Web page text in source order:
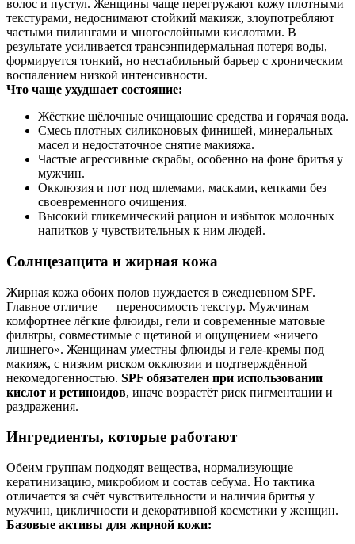
волос и пустул. Женщины чаще перегружают кожу плотными
текстурами, недоснимают стойкий макияж, злоупотребляют
частыми пилингами и многослойными кислотами. В
результате усиливается трансэнпидермальная потеря воды,
формируется тонкий, но нестабильный барьер с хроническим
воспалением низкой интенсивности.
Что чаще ухудшает состояние:
Жёсткие щёлочные очищающие средства и горячая вода.
Смесь плотных силиконовых финишей, минеральных
масел и недостаточное снятие макияжа.
Частые агрессивные скрабы, особенно на фоне бритья у
мужчин.
Окклюзия и пот под шлемами, масками, кепками без
своевременного очищения.
Высокий гликемический рацион и избыток молочных
напитков у чувствительных к ним людей.
Солнцезащита и жирная кожа
Жирная кожа обоих полов нуждается в ежедневном SPF.
Главное отличие — переносимость текстур. Мужчинам
комфортнее лёгкие флюиды, гели и современные матовые
фильтры, совместимые с щетиной и ощущением «ничего
лишнего». Женщинам уместны флюиды и геле‑кремы под
макияж, с низким риском окклюзии и подтверждённой
некомедогенностью. SPF обязателен при использовании
кислот и ретиноидов, иначе возрастёт риск пигментации и
раздражения.
Ингредиенты, которые работают
Обеим группам подходят вещества, нормализующие
кератинизацию, микробиом и состав себума. Но тактика
отличается за счёт чувствительности и наличия бритья у
мужчин, цикличности и декоративной косметики у женщин.
Базовые активы для жирной кожи: